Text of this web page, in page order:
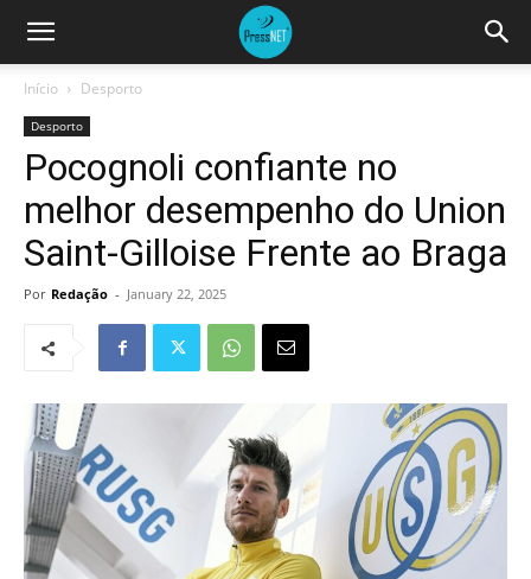
Início Desporto
Desporto
Pocognoli confiante no
melhor desempenho do Union
Saint-Gilloise Frente ao Braga
Por Redação - January 22, 2025